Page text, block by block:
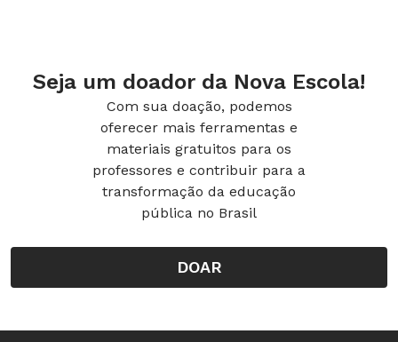
Seja um doador da Nova Escola!
Com sua doação, podemos
oferecer mais ferramentas e
materiais gratuitos para os
professores e contribuir para a
transformação da educação
pública no Brasil
DOAR